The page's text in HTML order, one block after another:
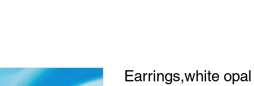
Earrings,white opal